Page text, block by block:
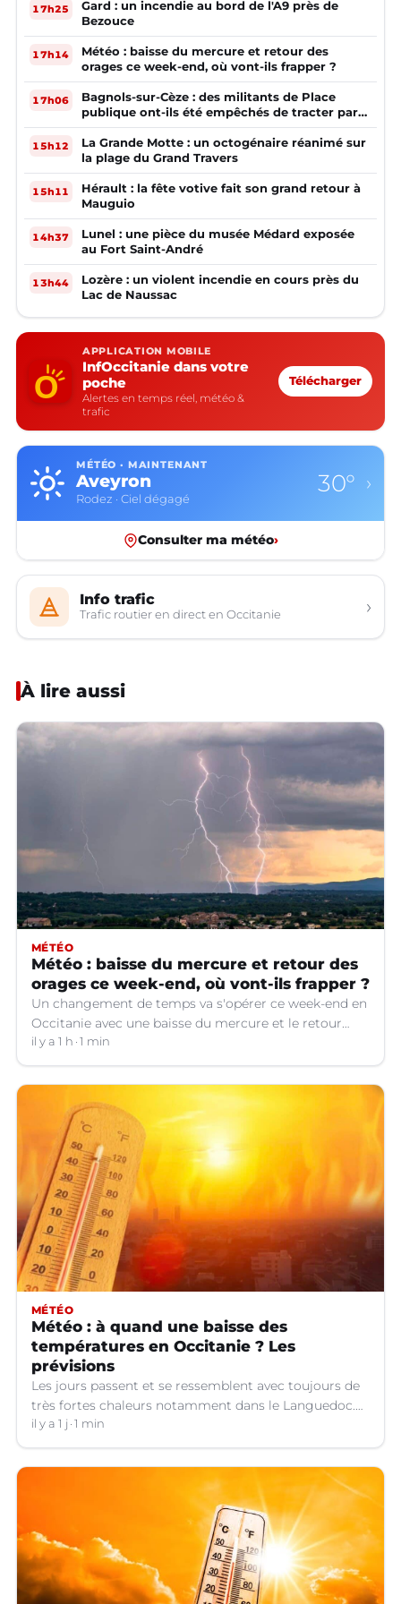
17h25
Gard : un incendie au bord de l'A9 près de
Bezouce
17h14
Météo : baisse du mercure et retour des
orages ce week-end, où vont-ils frapper ?
17h06
Bagnols-sur-Cèze : des militants de Place
publique ont-ils été empêchés de tracter par
la mairie ?
15h12
La Grande Motte : un octogénaire réanimé sur
la plage du Grand Travers
15h11
Hérault : la fête votive fait son grand retour à
Mauguio
14h37
Lunel : une pièce du musée Médard exposée
au Fort Saint-André
13h44
Lozère : un violent incendie en cours près du
Lac de Naussac
APPLICATION MOBILE
InfOccitanie dans votre
poche
Alertes en temps réel, météo &
trafic
Télécharger
MÉTÉO · MAINTENANT
Aveyron
Rodez · Ciel dégagé
30° ›
Consulter ma météo›
Info trafic
Trafic routier en direct en Occitanie ›
À lire aussi
MÉTÉO
Météo : baisse du mercure et retour des
orages ce week-end, où vont-ils frapper ?
Un changement de temps va s'opérer ce week-end en
Occitanie avec une baisse du mercure et le retour
d'orages dans certains départements.
il y a 1 h 1 min
MÉTÉO
Météo : à quand une baisse des
températures en Occitanie ? Les
prévisions
Les jours passent et se ressemblent avec toujours de
très fortes chaleurs notamment dans le Languedoc.
Jusqu’à quand ?
il y a 1 j 1 min